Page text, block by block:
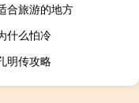
合旅游的地方
什么怕冷
明传攻略